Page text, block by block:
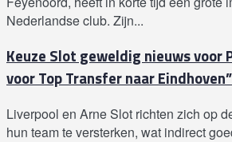
Nederlandse club. Zijn...
Keuze Slot geweldig nieuws voor
voor Top Transfer naar Eindhoven”
Liverpool en Arne Slot richten zich op
hun team te versterken, wat indirect